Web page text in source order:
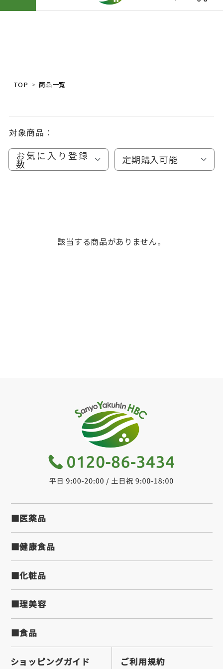
TOP 商品一覧
対象商品：
お気に入り登録
数 定期購入可能
該当する商品がありません。
■医薬品
■健康食品
■化粧品
■理美容
■食品
ショッピングガイド ご利用規約